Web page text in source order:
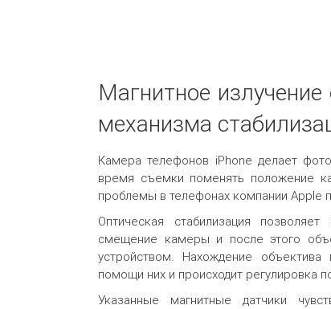
Магнитное
механизма
Камера телефонов iPhone делает
время съемки поменять положение
проблемы в телефонах компании Apple
Оптическая стабилизация
смещение камеры и после этого
устройством. Нахождение
помощи них и происходит регулировка
Указанные магнитные датчики